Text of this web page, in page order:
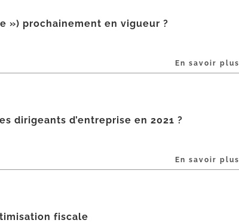
») prochainement en vigueur ?
En savoir plus
dirigeants d’entreprise en 2021 ?
En savoir plus
fiscale